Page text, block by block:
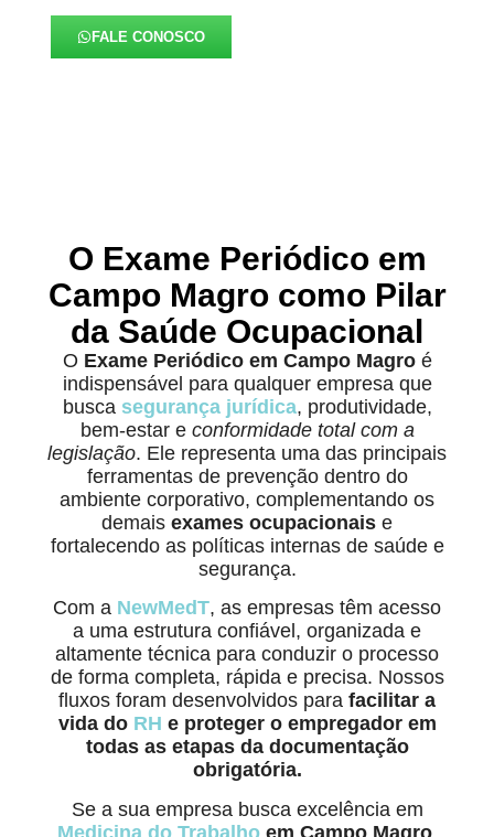
FALE CONOSCO
O Exame Periódico em
Campo Magro como Pilar
da Saúde Ocupacional
O Exame Periódico em Campo Magroé
indispensável para qualquer empresa que
busca segurança jurídica, produtividade,
bem-estar e conformidade total com a
legislação. Ele representa uma das principais
ferramentas de prevenção dentro do
ambiente corporativo, complementando os
demais exames ocupacionais e
fortalecendo as políticas internas de saúde e
segurança.
Com a NewMedT, as empresas têm acesso
a uma estrutura confiável, organizada e
altamente técnica para conduzir o processo
de forma completa, rápida e precisa. Nossos
fluxos foram desenvolvidos para facilitar a
vida do RH e proteger o empregador em
todas as etapas da documentação
obrigatória.
Se a sua empresa busca excelência em
Medicina do Trabalhoem Campo Magro,